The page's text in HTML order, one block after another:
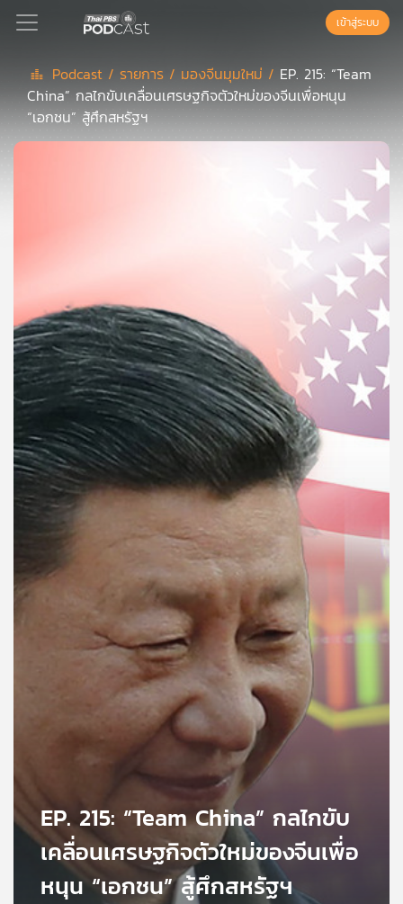
Podcast
เพล
ย์
ลิ
สต์
ของ
คุณ
เพลง
เครือ
ข่าย
เข้าสู่ระบบ
Podcast / รายการ / มองจีนมุมใหม่ / EP. 215: “Team
China” กลไกขับเคลื่อนเศรษฐกิจตัวใหม่ของจีนเพื่อหนุน
“เอกชน” สู้ศึกสหรัฐฯ
EP. 215: “Team China” กลไกขับ
เคลื่อนเศรษฐกิจตัวใหม่ของจีนเพื่อ
หนุน “เอกชน” สู้ศึกสหรัฐฯ